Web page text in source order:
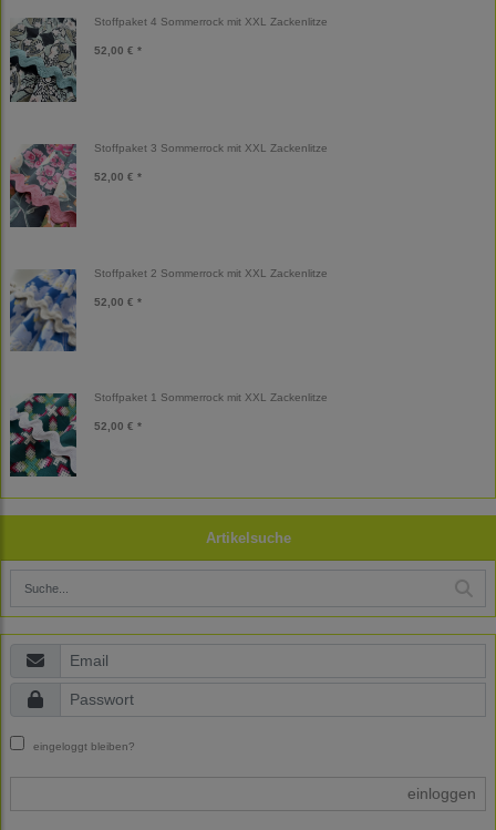
Stoffpaket 4 Sommerrock mit XXL Zackenlitze
52,00 € *
Stoffpaket 3 Sommerrock mit XXL Zackenlitze
52,00 € *
Stoffpaket 2 Sommerrock mit XXL Zackenlitze
52,00 € *
Stoffpaket 1 Sommerrock mit XXL Zackenlitze
52,00 € *
Artikelsuche
eingeloggt bleiben?
einloggen